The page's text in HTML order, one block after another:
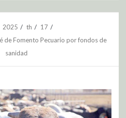
2025 th
17
de Fomento Pecuario por fondos de
sanidad